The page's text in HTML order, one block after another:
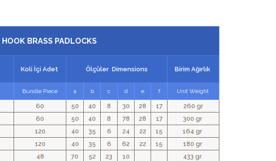
BRASS PADLOCKS
Koli İçi Adet Ölçüler Dimensions Birim Ağırlık
Bundle Piece a b c d e f Unit Weight
60 50 40 8 30 28 17
260 gr
60 50 40 8 78 28 17
300 gr
120 40 35 6 24 22 15
164 gr
120 40 35 6 62 22 15
180 gr
48 70 52 23 10
433 gr